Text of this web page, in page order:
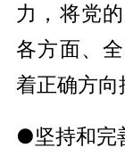
力，将党
各方面、
着正确方向
●坚持和完